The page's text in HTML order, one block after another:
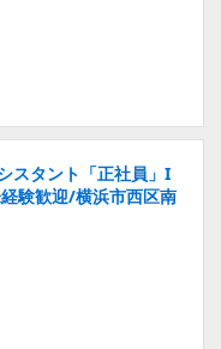
スタント「正社員」I
験歓迎/横浜市西区南